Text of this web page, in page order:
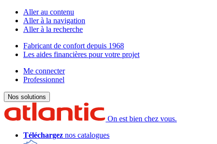
Aller au contenu
Aller à la navigation
Aller à la recherche
Fabricant de confort depuis 1968
Les aides financières pour votre projet
Me connecter
Professionnel
Nos solutions
On est bien chez vous.
Téléchargez nos catalogues